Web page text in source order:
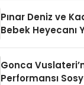
Pınar Deniz ve
Bebek Heyecanı
Gonca
Performansı